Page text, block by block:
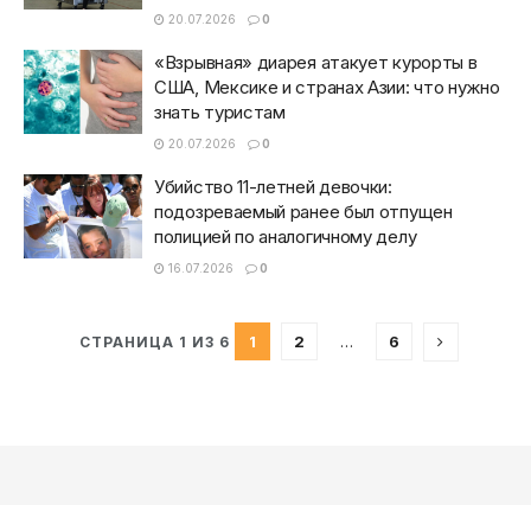
20.07.2026 0
«Взрывная» диарея атакует курорты в
США, Мексике и странах Азии: что нужно
знать туристам
20.07.2026 0
Убийство 11-летней девочки:
подозреваемый ранее был отпущен
полицией по аналогичному делу
16.07.2026 0
СТРАНИЦА 1 ИЗ 6 1 2 … 6